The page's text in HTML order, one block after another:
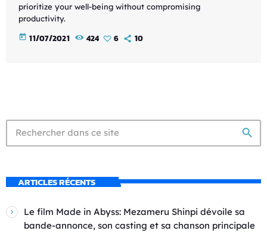
prioritize your well-being without compromising
productivity.
today 11/07/2021 424 6 10
search
ARTICLES RÉCENTS
Le film Made in Abyss: Mezameru Shinpi dévoile sa
bande-annonce, son casting et sa chanson principale